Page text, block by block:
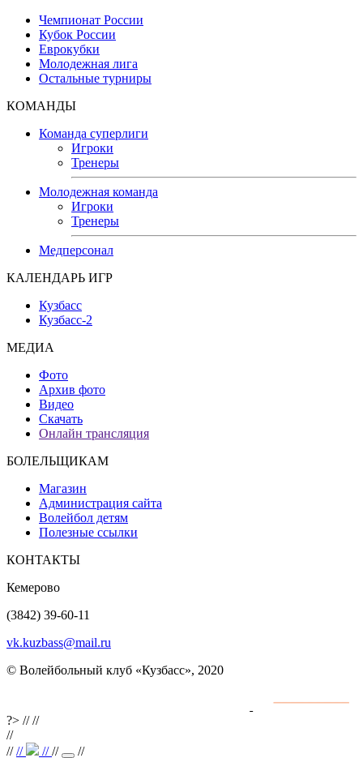
Чемпионат России
Кубок России
Еврокубки
Молодежная лига
Остальные турниры
КОМАНДЫ
Команда суперлиги
Игроки
Тренеры
Молодежная команда
Игроки
Тренеры
Медперсонал
КАЛЕНДАРЬ ИГР
Кузбасс
Кузбасс-2
МЕДИА
Фото
Архив фото
Видео
Скачать
Онлайн трансляция
БОЛЕЛЬЩИКАМ
Магазин
Администрация сайта
Волейбол детям
Полезные ссылки
КОНТАКТЫ
Кемерово
(3842) 39-60-11
vk.kuzbass@mail.ru
© Волейбольный клуб «Кузбасс», 2020
?> ////
//
//// //// //